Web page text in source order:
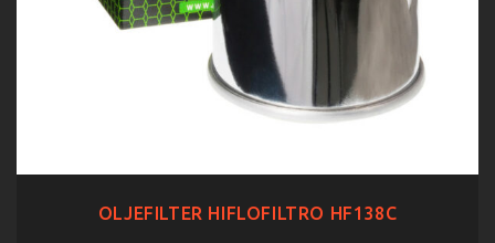
OLJEFILTER HIFLOFILTRO HF138C